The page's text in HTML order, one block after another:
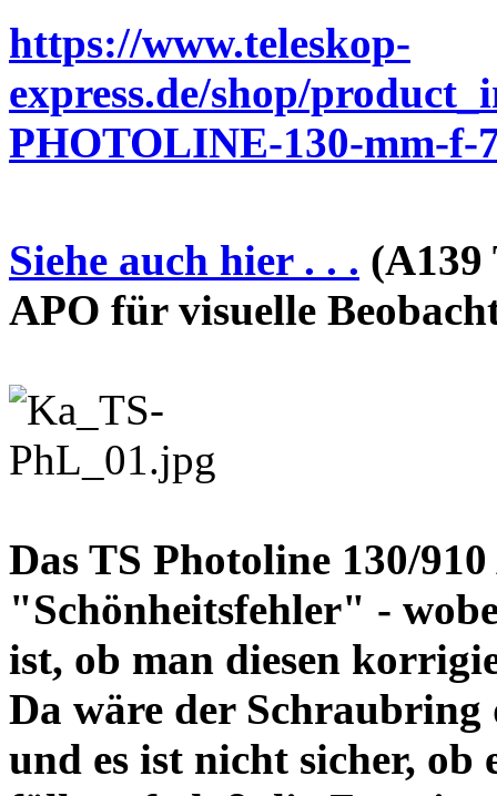
https://www.teleskop-
express.de/shop/
PHOTOLINE-130-mm-f-
Siehe auch hier . . . (A139
APO für visuelle
Das TS Photoline 130/
"Schönheitsfehler" -
ist, ob man diesen
Da wäre der
und es ist nicht sicher,